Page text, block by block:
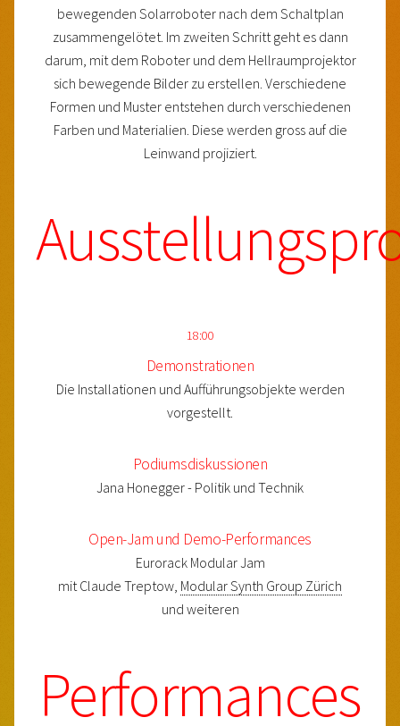
bewegenden Solarroboter nach dem Schaltplan
zusammengelötet. Im zweiten Schritt geht es dann
darum, mit dem Roboter und dem Hellraumprojektor
sich bewegende Bilder zu erstellen. Verschiedene
Formen und Muster entstehen durch verschiedenen
Farben und Materialien. Diese werden gross auf die
Leinwand projiziert.
18:00
Demonstrationen
Die Installationen und Aufführungsobjekte werden
vorgestellt.
Podiumsdiskussionen
Jana Honegger - Politik und Technik
Open-Jam und Demo-Performances
Eurorack Modular Jam
mit Claude Treptow, Modular Synth Group Zürich
und weiteren
Performances